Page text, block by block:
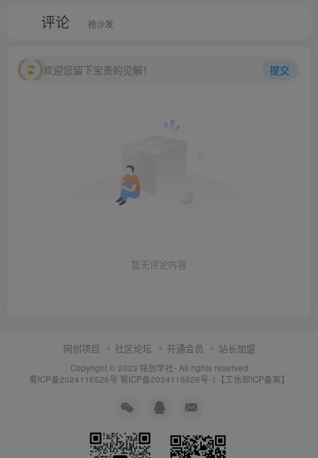
评论 抢沙发
欢迎您留下宝贵的见解！ 提交
暂无评论内容
网创项目 社区论坛 开通会员 站长加盟
Copyright © 2023 铭创学社- All rights reserved
蜀ICP备2024116526号 蜀ICP备2024116526号-1【工信部ICP备案】